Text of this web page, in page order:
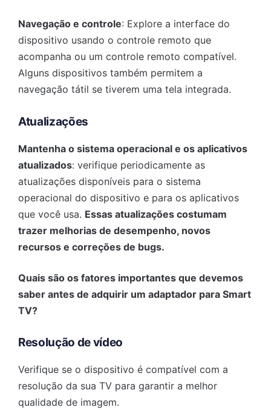
Navegação e controle: Explore a interface do
dispositivo usando o controle remoto que
acompanha ou um controle remoto compatível.
Alguns dispositivos também permitem a
navegação tátil se tiverem uma tela integrada.
Atualizações
Mantenha o sistema operacional e os aplicativos
atualizados: verifique periodicamente as
atualizações disponíveis para o sistema
operacional do dispositivo e para os aplicativos
que você usa. Essas atualizações costumam
trazer melhorias de desempenho, novos
recursos e correções de bugs.
Quais são os fatores importantes que devemos
saber antes de adquirir um adaptador para Smart
TV?
Resolução de vídeo
Verifique se o dispositivo é compatível com a
resolução da sua TV para garantir a melhor
qualidade de imagem.